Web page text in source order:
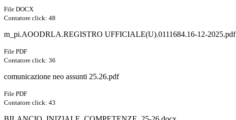
File DOCX
Contatore click: 48
m_pi.AOODRLA.REGISTRO UFFICIALE(U).0111684.16-12-2025.pdf
File PDF
Contatore click: 36
comunicazione neo assunti 25.26.pdf
File PDF
Contatore click: 43